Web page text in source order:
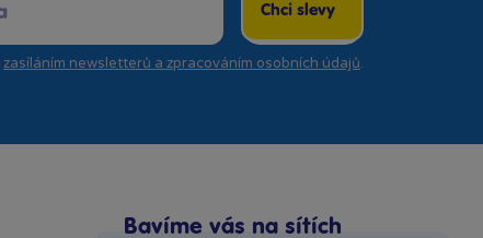
Chci slevy
zasíláním newsletterů a zpracováním osobních údajů.
Bavíme vás na sítích